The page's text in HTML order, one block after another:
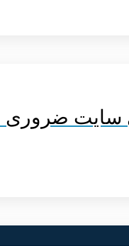
سایت ضروری